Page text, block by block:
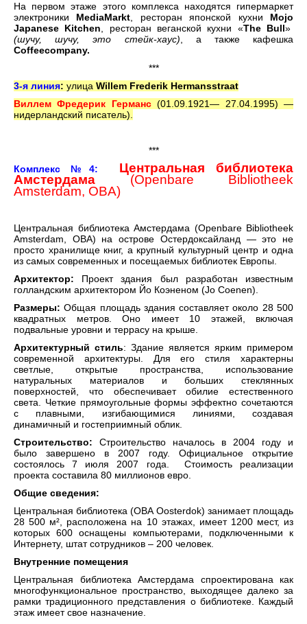
На первом этаже этого комплекса находятся гипермаркет
электроники MediaMarkt, ресторан японской кухни Mojo
Japanese Kitchen, ресторан веганской кухни «The Bull»
(шучу, шучу, это стейк-хаус), а также кафешка
Coffeecompany.
***
3-я линия: улица Willem Frederik Hermansstraat
Виллем Фредерик Германс(01.09.1921— 27.04.1995) —
нидерландский писатель).
***
Комплекс №4:
Центральная библиотека
Амстердама (Openbare Bibliotheek
Amsterdam, OBA)
Центральная библиотека Амстердама (Openbare Bibliotheek
Amsterdam, OBA) на острове Остердоксайланд — это не
просто хранилище книг, а крупный культурный центр и одна
из самых современных и посещаемых библиотек Европы.
Архитектор: Проект здания был разработан известным
голландским архитектором Йо Коэненом (Jo Coenen).
Размеры: Общая площадь здания составляет около 28 500
квадратных метров. Оно имеет 10 этажей, включая
подвальные уровни и террасу на крыше.
Архитектурный стиль: Здание является ярким примером
современной архитектуры. Для его стиля характерны
светлые, открытые пространства, использование
натуральных материалов и больших стеклянных
поверхностей, что обеспечивает обилие естественного
света. Четкие прямоугольные формы эффектно сочетаются
с плавными, изгибающимися линиями, создавая
динамичный и гостеприимный облик.
Строительство: Строительство началось в 2004 году и
было завершено в 2007 году. Официальное открытие
состоялось 7 июля 2007 года. Стоимость реализации
проекта составила 80 миллионов евро.
Общие сведения:
Центральная библиотека (OBA Oosterdok) занимает площадь
28 500 м², расположена на 10 этажах, имеет 1200 мест, из
которых 600 оснащены компьютерами, подключенными к
Интернету, штат сотрудников – 200 человек.
Внутренние помещения
Центральная библиотека Амстердама спроектирована как
многофункциональное пространство, выходящее далеко за
рамки традиционного представления о библиотеке. Каждый
этаж имеет свое назначение.